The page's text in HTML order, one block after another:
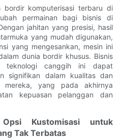
bordir komputerisasi terbaru di
permainan bagi bisnis di
jahitan yang presisi, hasil
yang mudah digunakan,
yang mengesankan, mesin ini
dunia bordir khusus. Bisnis
teknologi canggih ini dapat
signifikan dalam kualitas dan
mereka, yang pada akhirnya
kepuasan pelanggan dan
Kustomisasi untuk
Tak Terbatas